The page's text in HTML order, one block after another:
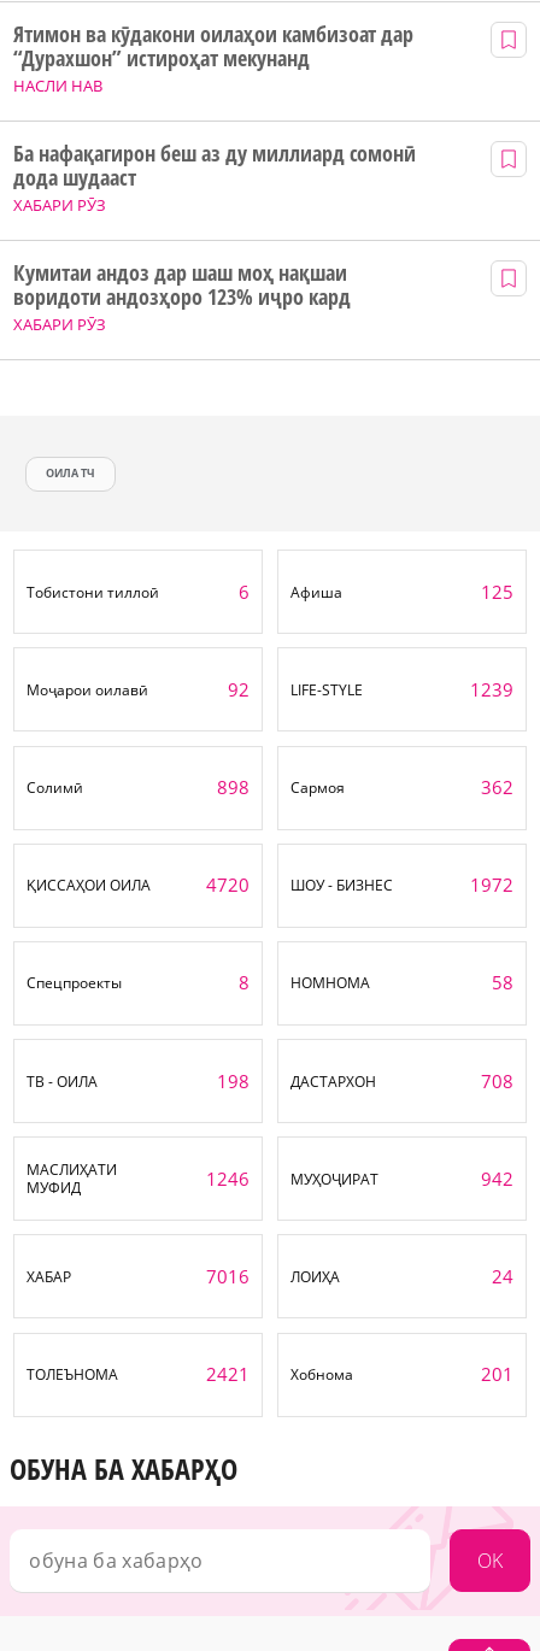
НАСЛИ НАВ
Ятимон ва кӯдакони оилаҳои камбизоат дар
“Дурахшон” истироҳат мекунанд
ХАБАРИ РӮЗ
Ба нафақагирон беш аз ду миллиард сомонӣ
дода шудааст
ХАБАРИ РӮЗ
Кумитаи андоз дар шаш моҳ нақшаи
воридоти андозҳоро 123% иҷро кард
ОИЛА ТЧ
Тобистони тиллоӣ 6 Афиша 125
Моҷарои оилавӣ 92 LIFE-STYLE 1239
Солимӣ 898 Сармоя 362
ҚИССАҲОИ ОИЛА 4720 ШОУ - БИЗНЕС 1972
Спецпроекты 8 НОМНОМА 58
ТВ - ОИЛА 198 ДАСТАРХОН 708
МАСЛИҲАТИ
МУФИД
1246 МУҲОҶИРАТ 942
ХАБАР 7016 ЛОИҲА 24
ТОЛЕЪНОМА 2421 Хобнома 201
ОБУНА БА ХАБАРҲО
OK